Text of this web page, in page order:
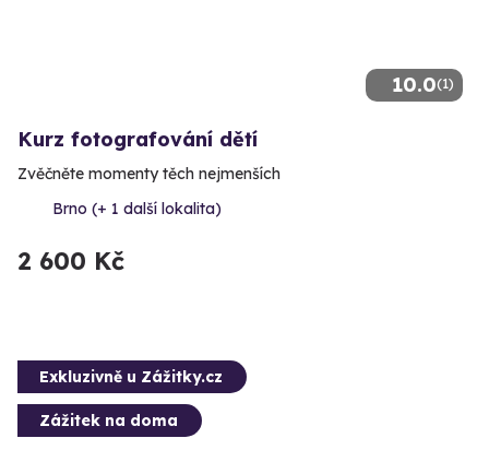
10.0(1)
Kurz fotografování dětí
Zvěčněte momenty těch nejmenších
Brno (+ 1 další lokalita)
2 600 Kč
Exkluzivně u Zážitky.cz
Zážitek na doma